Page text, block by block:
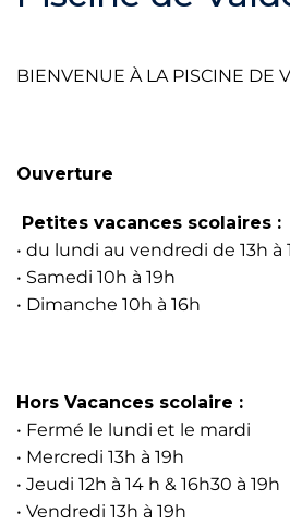
BIENVENUE À LA PISCINE DE
Ouverture
Petites vacances scolaires :
• du lundi au vendredi de 13h à
• Samedi 10h à 19h
• Dimanche 10h à 16h
Hors Vacances scolaire :
• Fermé le lundi et le mardi
• Mercredi 13h à 19h
• Jeudi 12h à 14 h & 16h30 à 19h
• Vendredi 13h à 19h